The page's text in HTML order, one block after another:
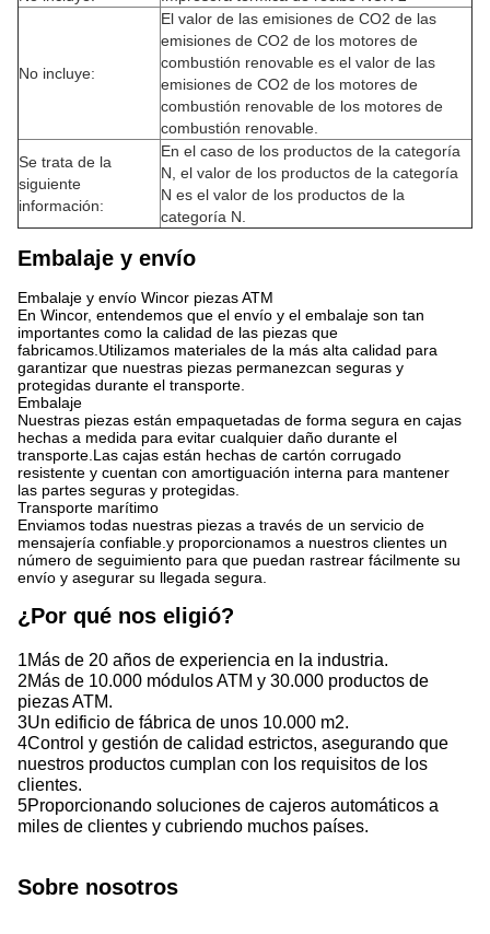
No incluye:
El valor de las emisiones de CO2 de las
emisiones de CO2 de los motores de
combustión renovable es el valor de las
emisiones de CO2 de los motores de
combustión renovable de los motores de
combustión renovable.
Se trata de la
siguiente
información:
En el caso de los productos de la categoría
N, el valor de los productos de la categoría
N es el valor de los productos de la
categoría N.
Embalaje y envío
Embalaje y envío Wincor piezas ATM
En Wincor, entendemos que el envío y el embalaje son tan
importantes como la calidad de las piezas que
fabricamos.Utilizamos materiales de la más alta calidad para
garantizar que nuestras piezas permanezcan seguras y
protegidas durante el transporte.
Embalaje
Nuestras piezas están empaquetadas de forma segura en cajas
hechas a medida para evitar cualquier daño durante el
transporte.Las cajas están hechas de cartón corrugado
resistente y cuentan con amortiguación interna para mantener
las partes seguras y protegidas.
Transporte marítimo
Enviamos todas nuestras piezas a través de un servicio de
mensajería confiable.y proporcionamos a nuestros clientes un
número de seguimiento para que puedan rastrear fácilmente su
envío y asegurar su llegada segura.
¿Por qué nos eligió?
1Más de 20 años de experiencia en la industria.
2Más de 10.000 módulos ATM y 30.000 productos de
piezas ATM.
3Un edificio de fábrica de unos 10.000 m2.
4Control y gestión de calidad estrictos, asegurando que
nuestros productos cumplan con los requisitos de los
clientes.
5Proporcionando soluciones de cajeros automáticos a
miles de clientes y cubriendo muchos países.
Sobre nosotros